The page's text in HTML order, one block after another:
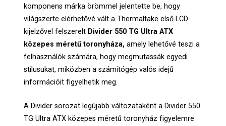
komponens márka örömmel jelentette be, hogy
világszerte elérhetővé vált a Thermaltake első LCD-
kijelzővel felszerelt Divider 550 TG Ultra ATX
közepes méretű toronyháza, amely lehetővé teszi a
felhasználók számára, hogy megmutassák egyedi
stílusukat, miközben a számítógép valós idejű
információit figyelhetik meg.
A Divider sorozat legújabb változataként a Divider 550
TG Ultra ATX közepes méretű toronyház figyelemre